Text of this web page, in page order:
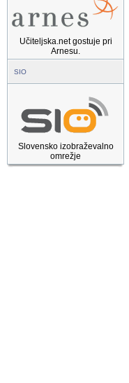
Učiteljska.net gostuje pri
Arnesu.
SIO
Slovensko izobraževalno
omrežje